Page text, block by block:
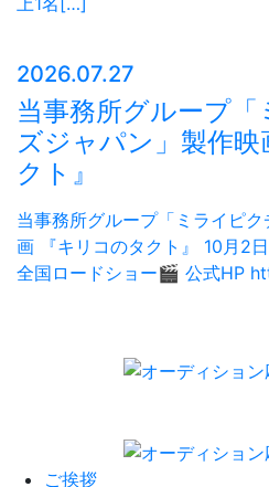
2026.07.27
当事務所グループ
ズジャパン」製作
クト』
当事務所グループ「ミライピ
画 『キリコのタクト』 10月2
全国ロードショー🎬 公式HP
ご挨拶